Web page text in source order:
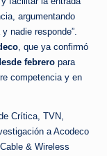
argumentando
nadie responde”.
, que ya confirmó
febrero para
competencia y en
Crítica, TVN,
a Acodeco
& Wireless